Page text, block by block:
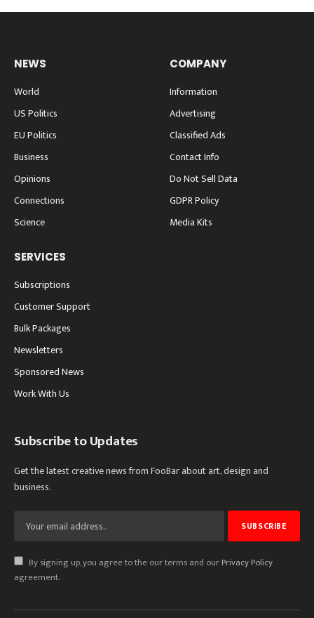
NEWS
World
US Politics
EU Politics
Business
Opinions
Connections
Science
COMPANY
Information
Advertising
Classified Ads
Contact Info
Do Not Sell Data
GDPR Policy
Media Kits
SERVICES
Subscriptions
Customer Support
Bulk Packages
Newsletters
Sponsored News
Work With Us
Subscribe to Updates
Get the latest creative news from FooBar about art, design and
business.
By signing up, you agree to the our terms and ourPrivacy Policy
agreement.